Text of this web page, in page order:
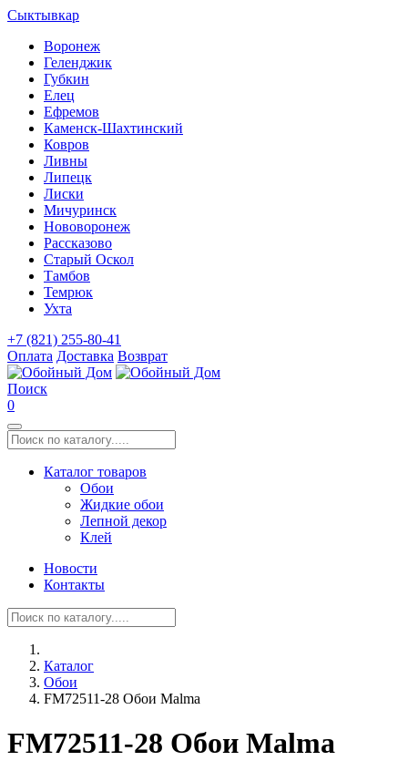
Сыктывкар
Воронеж
Геленджик
Губкин
Елец
Ефремов
Каменск-Шахтинский
Ковров
Ливны
Липецк
Лиски
Мичуринск
Нововоронеж
Рассказово
Старый Оскол
Тамбов
Темрюк
Ухта
+7 (821) 255-80-41
Оплата Доставка Возврат
Поиск
0
Каталог товаров
Обои
Жидкие обои
Лепной декор
Клей
Новости
Контакты
Каталог
Обои
FM72511-28 Обои Malma
FM72511-28 Обои Malma